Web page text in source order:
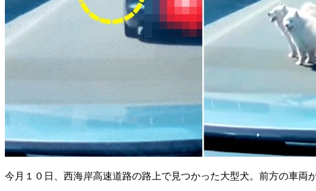
今月１０日、西海岸高速道路の路上で見つかった大型犬。前方の車